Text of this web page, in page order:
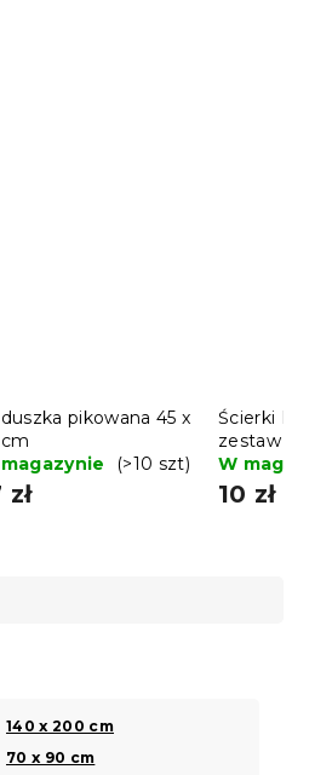
pikowana 45 x
(>10 szt)
zł
Ścierki
zestaw 3
warianty
W
10 zł
140 x 200 cm
70 x 90 cm